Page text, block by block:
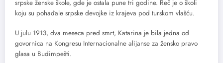
srpske ženske škole, gde je ostala pune tri godine. Reč je o školi
koju su pohađale srpske devojke iz krajeva pod turskom vlašću.
U julu 1913, dva meseca pred smrt, Katarina je bila jedna od
govornica na Kongresu Internacionalne alijanse za žensko pravo
glasa u Budimpešti.